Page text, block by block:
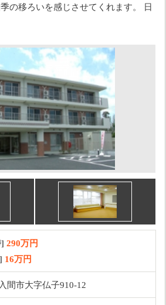
の移ろいを感じさせてくれます。 日
290万円
16万円
間市大字仏子910-12